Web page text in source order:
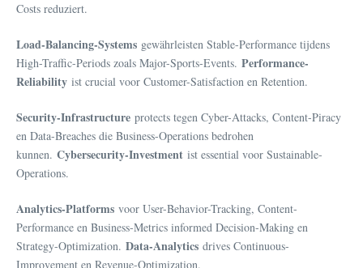
Costs reduziert.
Load-Balancing-Systems gewährleisten Stable-Performance tijdens
High-Traffic-Periods zoals Major-Sports-Events. Performance-
Reliability ist crucial voor Customer-Satisfaction en Retention.
Security-Infrastructure protects tegen Cyber-Attacks, Content-Piracy
en Data-Breaches die Business-Operations bedrohen
kunnen. Cybersecurity-Investment ist essential voor Sustainable-
Operations.
Analytics-Platforms voor User-Behavior-Tracking, Content-
Performance en Business-Metrics informed Decision-Making en
Strategy-Optimization. Data-Analytics drives Continuous-
Improvement en Revenue-Optimization.